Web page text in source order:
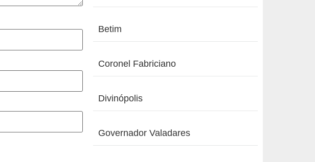
Betim
Coronel Fabriciano
Divinópolis
Governador Valadares